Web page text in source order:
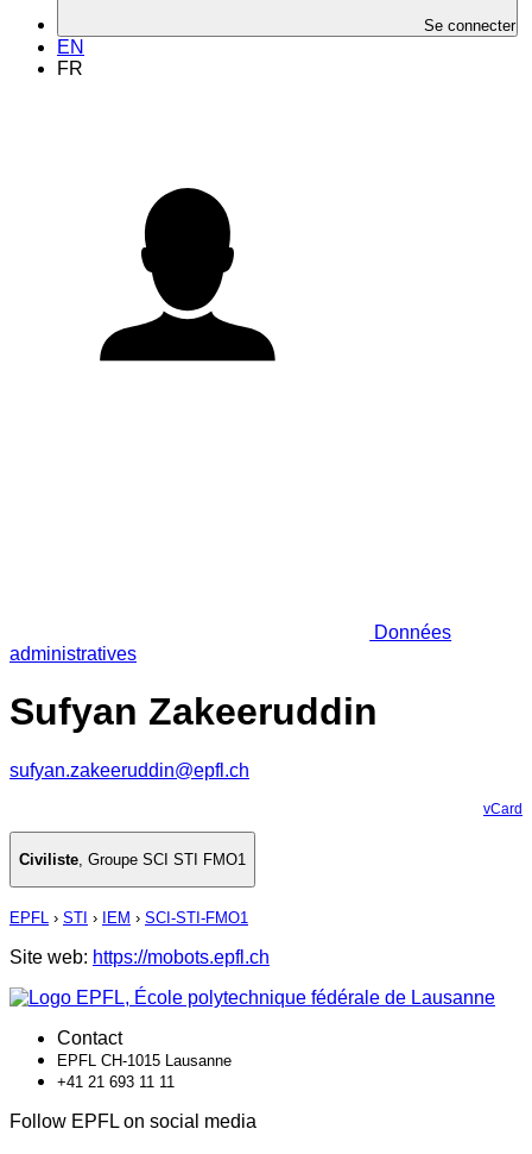
Se connecter
EN
FR
Données
administratives
Sufyan Zakeeruddin
sufyan.zakeeruddin@epfl.ch
vCard
Civiliste, Groupe SCI STI FMO1
EPFL › STI › IEM › SCI-STI-FMO1
Site web: https://mobots.epfl.ch
Contact
EPFL CH-1015 Lausanne
+41 21 693 11 11
Follow EPFL on social media